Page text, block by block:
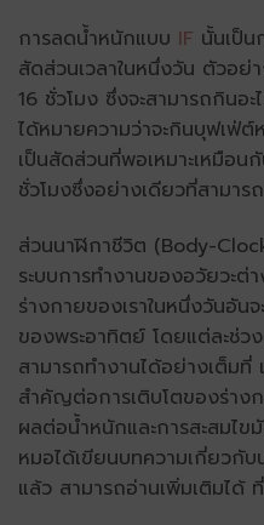
การลดน้ำหนักแบบ IF นั้นเป็น
สัดส่วนเวลาในหนึ่งวัน ตัวอย่
16 ชั่วโมง ซึ่งจะสามารถกินอ
ได้หมายความว่าจะกินบุฟเฟ่ต์
เป็นสัดส่วนที่พอเหมาะเหมือน
ชั่วโมงซึ่งอย่างเดียวที่สามาร
ส่วนนาฬิกาชีวิต (Body-
ระบบการทำงานของอวัยวะต่
ร่างกายของเราในหนึ่งวันอั
ของพระอาทิตย์ โดยแต่ละช่วง
สามารถทำงานได้อย่างเต็ม
สำคัญต่อการเติบโตของร่าง
ผลต่อน้ำหนักและการสะสมไข
หมอได้เขียนบทความเกี่ยวกับ
แล้ว สามารถอ่านเพิ่มเติมได้